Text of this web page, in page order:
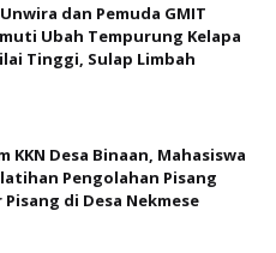
dan Pemuda GMIT
Ubah Tempurung Kelapa
Tinggi, Sulap Limbah
KKN Desa Binaan, Mahasiswa
Pengolahan Pisang
di Desa Nekmese